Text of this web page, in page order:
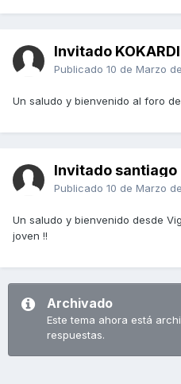
Invitado KOKARDI
Publicado 10 de Marzo
Un saludo y bienvenido al foro
Invitado santiago
Publicado 10 de Marzo
Un saludo y bienvenido desde
joven !!
Archivado
Este tema ahora está
respuestas.